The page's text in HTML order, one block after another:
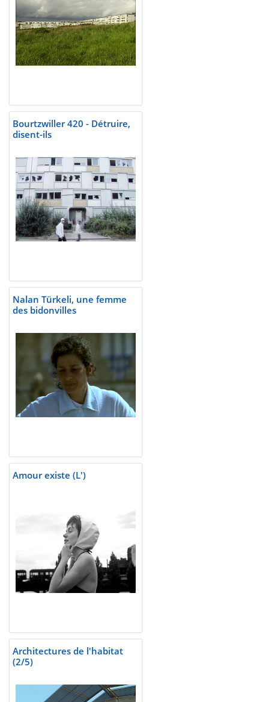
Bourtzwiller 420 - Détruire,
disent-ils
Nalan Türkeli, une femme
des bidonvilles
Amour existe (L')
Architectures de l'habitat
(2/5)